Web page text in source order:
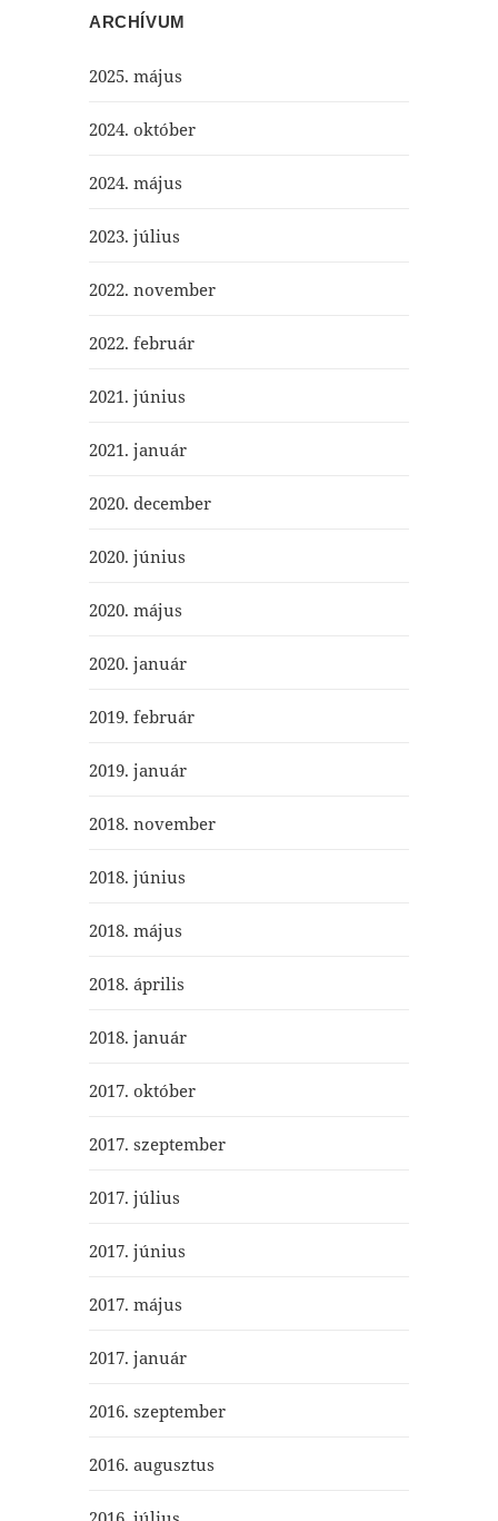
ARCHÍVUM
2025. május
2024. október
2024. május
2023. július
2022. november
2022. február
2021. június
2021. január
2020. december
2020. június
2020. május
2020. január
2019. február
2019. január
2018. november
2018. június
2018. május
2018. április
2018. január
2017. október
2017. szeptember
2017. július
2017. június
2017. május
2017. január
2016. szeptember
2016. augusztus